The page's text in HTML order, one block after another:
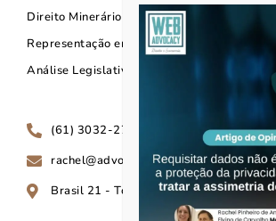
Direito Minerário
Representação em Brasília
Análise Legislativa
(61) 3032-2733
rachel@advocaciamendonca.adv.br
Brasil 21 - Torre C, Sala nº. 901 – Asa